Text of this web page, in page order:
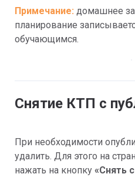
Примечание: домашнее
планирование
обучающимся.
Снятие КТП с
При необходимости
удалить. Для этого на
нажать на кнопку «Снять